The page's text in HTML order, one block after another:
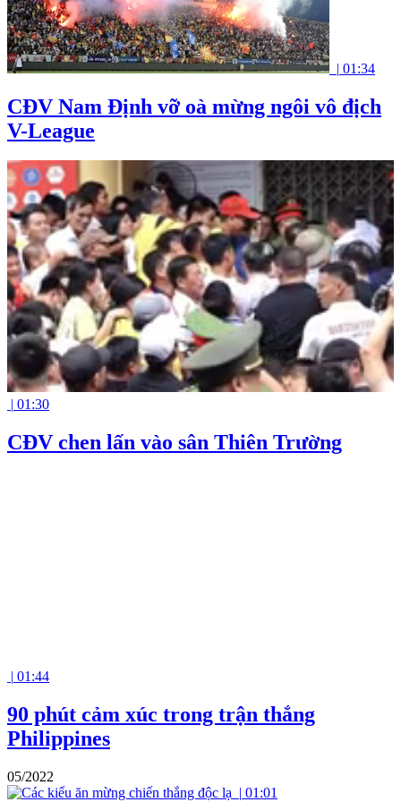
| 01:34
CĐV Nam Định vỡ oà mừng ngôi vô địch
V-League
| 01:30
CĐV chen lấn vào sân Thiên Trường
| 01:44
90 phút cảm xúc trong trận thắng
Philippines
05/2022
| 01:01